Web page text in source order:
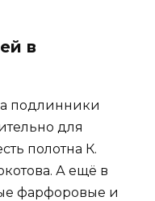
в
а подлинники
для
полотна К.
А ещё в
фарфоровые и